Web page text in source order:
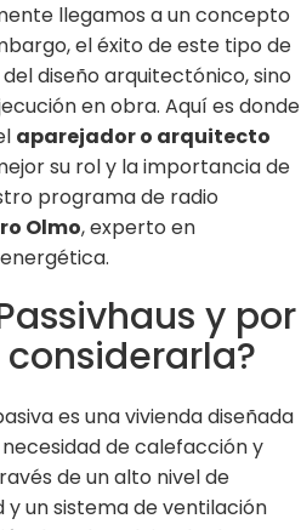
llegamos a un concepto
el éxito de este tipo de
diseño arquitectónico, sino
en obra. Aquí es donde
aparejador o arquitecto
su rol y la importancia de
programa de radio
Olmo, experto en
y por
es una vivienda diseñada
de calefacción y
de un alto nivel de
un sistema de ventilación